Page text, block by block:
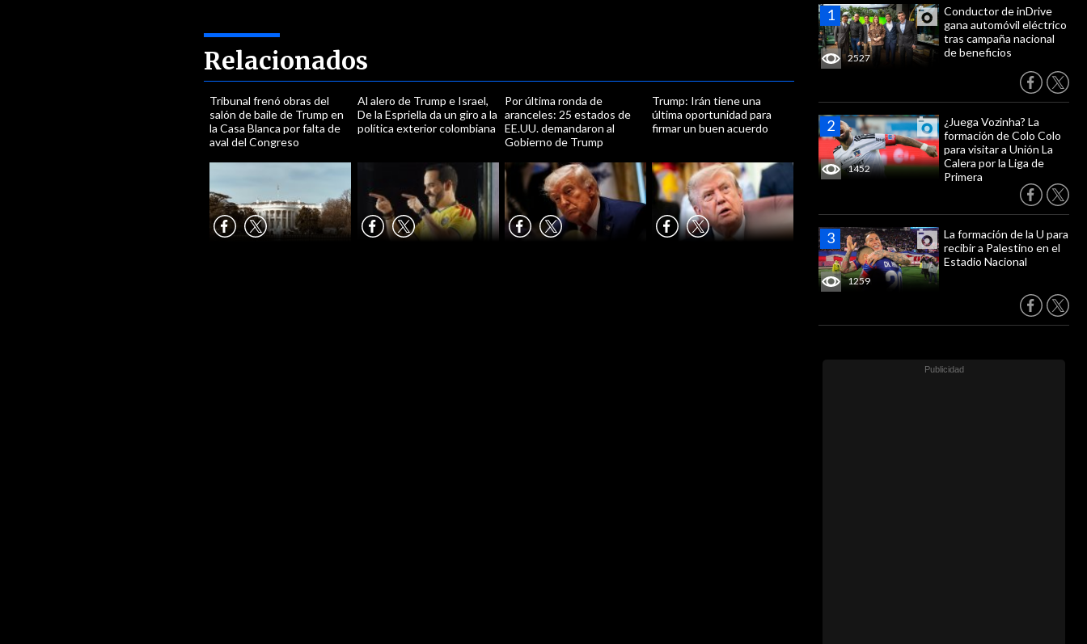
2527
Conductor de inDrive
gana automóvil eléctrico
tras campaña nacional
de beneficios
1452
¿Juega Vozinha? La
formación de Colo Colo
para visitar a Unión La
Calera por la Liga de
Primera
1259
La formación de la U para
recibir a Palestino en el
Estadio Nacional
Relacionados
Tribunal frenó obras del
salón de baile de Trump en
la Casa Blanca por falta de
aval del Congreso
Al alero de Trump e Israel,
De la Espriella da un giro a la
política exterior colombiana
Por última ronda de
aranceles: 25 estados de
EE.UU. demandaron al
Gobierno de Trump
Trump: Irán tiene una
última oportunidad para
firmar un buen acuerdo